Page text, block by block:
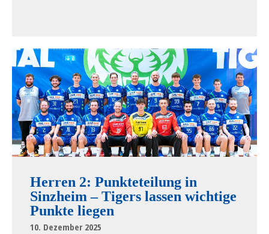
Herren 2: Punkteteilung in
Sinzheim – Tigers lassen wichtige
Punkte liegen
10. Dezember 2025